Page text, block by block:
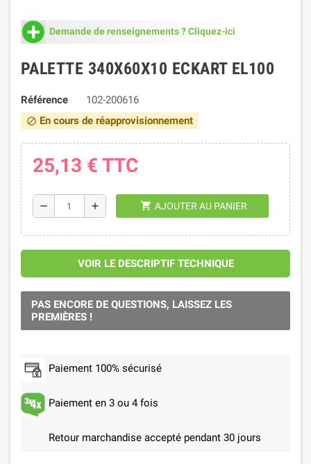
Demande de renseignements ? Cliquez-ici
PALETTE 340X60X10 ECKART EL100
Référence 102-200616
block En cours de réapprovisionnement
25,13 € TTC
remove add shopping_cart AJOUTER AU PANIER
VOIR LE DESCRIPTIF TECHNIQUE
PAS ENCORE DE QUESTIONS, LAISSEZ LES
PREMIÈRES !
Paiement 100% sécurisé
Paiement en 3 ou 4 fois
Retour marchandise accepté pendant 30 jours